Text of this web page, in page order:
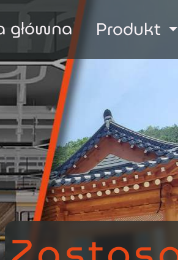
główna Produkt